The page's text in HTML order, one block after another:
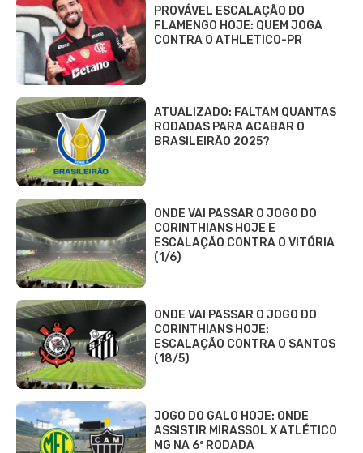
PROVÁVEL ESCALAÇÃO DO
FLAMENGO HOJE: QUEM JOGA
CONTRA O ATHLETICO-PR
ATUALIZADO: FALTAM QUANTAS
RODADAS PARA ACABAR O
BRASILEIRÃO 2025?
ONDE VAI PASSAR O JOGO DO
CORINTHIANS HOJE E
ESCALAÇÃO CONTRA O VITÓRIA
(1/6)
ONDE VAI PASSAR O JOGO DO
CORINTHIANS HOJE:
ESCALAÇÃO CONTRA O SANTOS
(18/5)
JOGO DO GALO HOJE: ONDE
ASSISTIR MIRASSOL X ATLÉTICO
MG NA 6ª RODADA